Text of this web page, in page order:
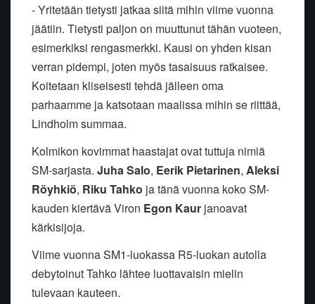
- Yritetään tietysti jatkaa siitä mihin viime vuonna
jäätiin. Tietysti paljon on muuttunut tähän vuoteen,
esimerkiksi rengasmerkki. Kausi on yhden kisan
verran pidempi, joten myös tasaisuus ratkaisee.
Koitetaan kliseisesti tehdä jälleen oma
parhaamme ja katsotaan maalissa mihin se riittää,
Lindholm summaa.
Kolmikon kovimmat haastajat ovat tuttuja nimiä
SM-sarjasta. Juha Salo, Eerik Pietarinen, Aleksi
Röyhkiö, Riku Tahko ja tänä vuonna koko SM-
kauden kiertävä Viron Egon Kaur janoavat
kärkisijoja.
Viime vuonna SM1-luokassa R5-luokan autolla
debytoinut Tahko lähtee luottavaisin mielin
tulevaan kauteen.